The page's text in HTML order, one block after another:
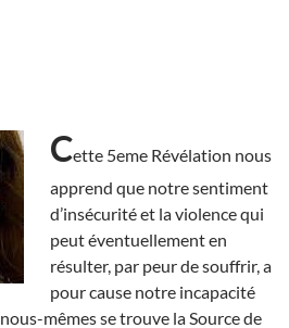
Cette 5eme Révélation nous
apprend que notre sentiment
d’insécurité et la violence qui
peut éventuellement en
résulter, par peur de souffrir, a
pour cause notre incapacité
mêmes se trouve la Source de